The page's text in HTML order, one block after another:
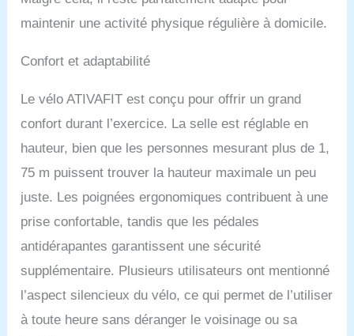
toute sécurité. En même
temps, si vous avez des
résoudre votre problème
dès que possible.
maintenir une activité physique régulière à domicile.
Confort et adaptabilité
Le vélo ATIVAFIT est conçu pour offrir un grand
confort durant l’exercice. La selle est réglable en
hauteur, bien que les personnes mesurant plus de 1,
75 m puissent trouver la hauteur maximale un peu
juste. Les poignées ergonomiques contribuent à une
prise confortable, tandis que les pédales
antidérapantes garantissent une sécurité
supplémentaire. Plusieurs utilisateurs ont mentionné
l’aspect silencieux du vélo, ce qui permet de l’utiliser
à toute heure sans déranger le voisinage ou sa